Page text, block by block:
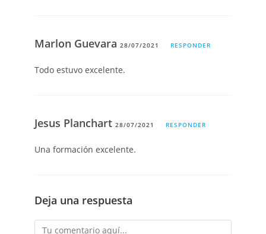
Marlon Guevara28/07/2021 RESPONDER
Todo estuvo excelente.
Jesus Planchart28/07/2021 RESPONDER
Una formación excelente.
Deja una respuesta